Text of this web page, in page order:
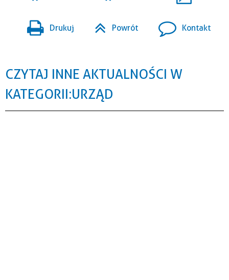
Drukuj Powrót Kontakt
CZYTAJ INNE AKTUALNOŚCI W
KATEGORII: URZĄD